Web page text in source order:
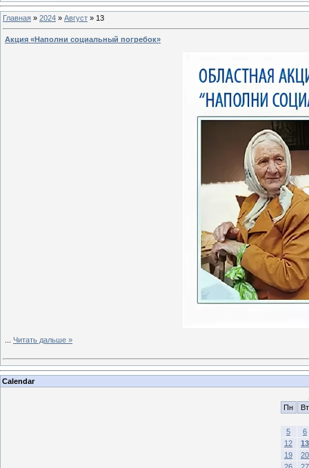
Главная » 2024 » Август » 13
Акция «Наполни социальный погребок»
Читать дальше »
Calendar
Пн
Вт
5
6
12
13
19
20